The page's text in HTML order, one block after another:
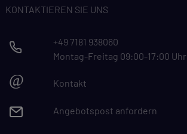
KONTAKTIEREN SIE UNS
+49 7181 938060
Montag-Freitag 09:00-17:00 Uhr
@ Kontakt
Angebotspost anfordern